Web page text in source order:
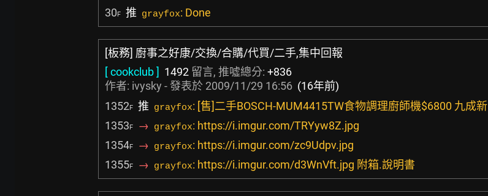
30F 推 grayfox: Done
[板務] 廚事之好康/交換/合購/代買/二手,集中回報
[ cookclub ] 1492 留言, 推噓總分: +836
作者: ivysky - 發表於 2009/11/29 16:56 (16年前)
1352F 推 grayfox: [售]二手BOSCH-MUM4415TW食物調理廚師機$6800 九成新
1353F → grayfox: https://i.imgur.com/TRYyw8Z.jpg
1354F → grayfox: https://i.imgur.com/zc9Udpv.jpg
1355F → grayfox: https://i.imgur.com/d3WnVft.jpg 附箱.說明書